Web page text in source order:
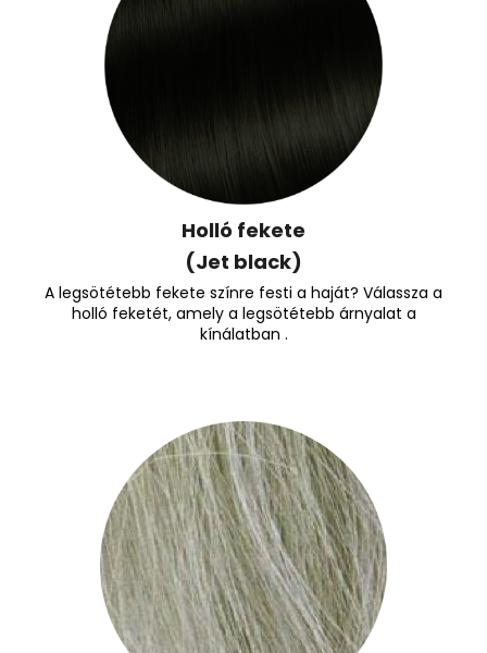
Holló fekete
(Jet black)
A legsötétebb fekete színre festi a haját? Válassza a
holló feketét, amely a legsötétebb árnyalat a
kínálatban .